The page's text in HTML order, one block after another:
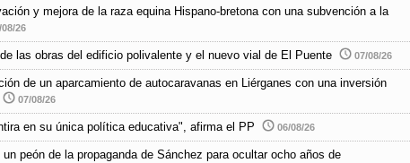
y mejora de la raza equina Hispano-bretona con una subvención a la
08/26
las obras del edificio polivalente y el nuevo vial de El Puente 07/08/26
de un aparcamiento de autocaravanas en Liérganes con una inversión
07/08/26
en su única política educativa", afirma el PP 06/08/26
peón de la propaganda de Sánchez para ocultar ocho años de